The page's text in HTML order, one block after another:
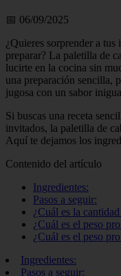
📅 06/09/2025
¿Quieres sorprender a
preparar? La paletilla de
lucirte en la cocina sin
una preparación sencilla,
jugosa con un sabor
Si buscas una receta
invitados, la paletilla de
Aquí te dejamos los
Contenido del artículo
Ingredientes:
Pasos a seguir:
¿Cuál es la
¿Cuál es el peso
¿Cuál es el peso
Ingredientes:
Pasos a seguir: